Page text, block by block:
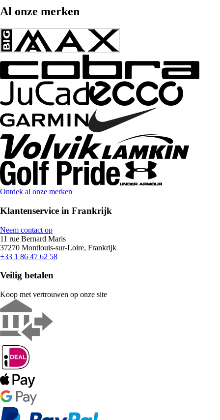
Al onze merken
Ontdek al onze merken
Klantenservice in Frankrijk
Neem contact op
11 rue Bernard Maris
37270 Montlouis-sur-Loire, Frankrijk
+33 1 86 47 62 58
Veilig betalen
Koop met vertrouwen op onze site